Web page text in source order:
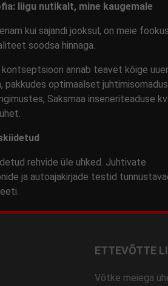
liigu nutikalt, mine kaugemale
kui sajandi jooksul, on meie
soodsa hinnaga.
annab teavet kõige
pakkudes optimaalset
Saksmaa inseneriteaduse
rehvide üle uhked. Juhtivate
ja autoajakirjade testid
ETTEVÕTTE
Võtke meiega